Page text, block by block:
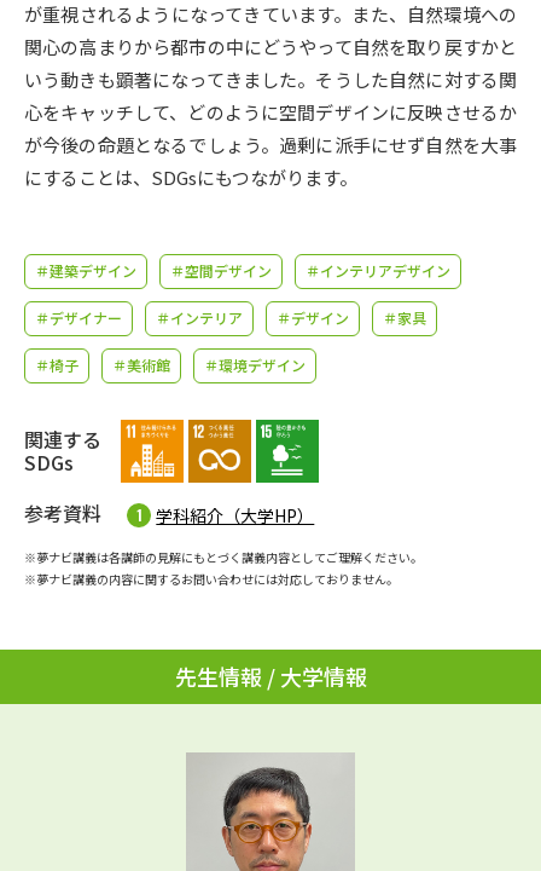
先輩が入学を決めた理由 テレメール全国一斉進学調査
新生活お役立ちガイド
学問発見
大学で学びたい学問発見
学問のミニ講義「夢ナビ講義」 学問分野解説
ユーザーサポート
資料の料金の
個人情報取扱規定
が重視されるようになってきています。また、自然環境への
関心の高まりから都市の中にどうやって自然を取り戻すかと
いう動きも顕著になってきました。そうした自然に対する関
心をキャッチして、どのように空間デザインに反映させるか
が今後の命題となるでしょう。過剰に派手にせず自然を大事
にすることは、SDGsにもつながります。
＃建築デザイン ＃空間デザイン ＃インテリアデザイン
＃デザイナー ＃インテリア ＃デザイン ＃家具
＃椅子 ＃美術館 ＃環境デザイン
関連する
SDGs
参考資料
学科紹介（大学HP）
※夢ナビ講義は各講師の見解にもとづく講義内容としてご理解ください。
※夢ナビ講義の内容に関するお問い合わせには対応しておりません。
先生情報 / 大学情報